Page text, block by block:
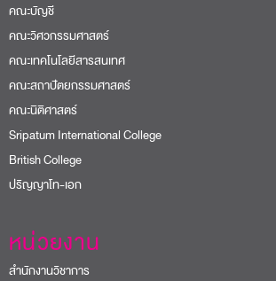
คณะบัญชี
คณะวิศวกรรมศาสตร์
คณะเทคโนโลยีสารสนเทศ
คณะสถาปัตยกรรมศาสตร์
คณะนิติศาสตร์
Sripatum International College
British College
ปริญญาโท-เอก
หน่วยงาน
สำนักงานวิชาการ